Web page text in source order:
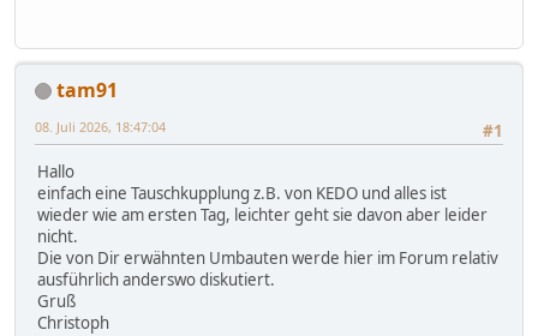
tam91
#1
08. Juli 2026, 18:47:04
Hallo
einfach eine Tauschkupplung z.B. von KEDO und alles ist
wieder wie am ersten Tag, leichter geht sie davon aber leider
nicht.
Die von Dir erwähnten Umbauten werde hier im Forum relativ
ausführlich anderswo diskutiert.
Gruß
Christoph